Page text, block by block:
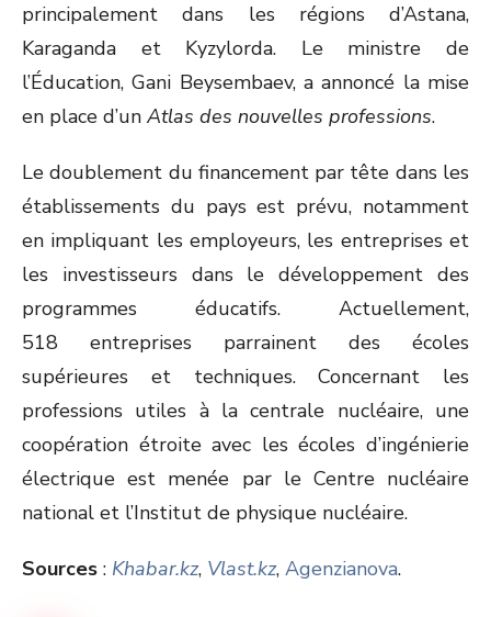
principalement dans les régions d’Astana,
Karaganda et Kyzylorda. Le ministre de
l’Éducation, Gani Beysembaev, a annoncé la mise
en place d’un Atlas des nouvelles professions.
Le doublement du financement par tête dans les
établissements du pays est prévu, notamment
en impliquant les employeurs, les entreprises et
les investisseurs dans le développement des
programmes éducatifs. Actuellement,
518 entreprises parrainent des écoles
supérieures et techniques. Concernant les
professions utiles à la centrale nucléaire, une
coopération étroite avec les écoles d’ingénierie
électrique est menée par le Centre nucléaire
national et l’Institut de physique nucléaire.
Sources : Khabar.kz, Vlast.kz, Agenzianova.